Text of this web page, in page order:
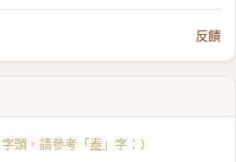
反饋
字頭，請參考「泰 」字：）